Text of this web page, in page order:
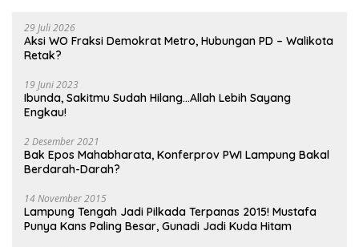
29 Juli 2026
Aksi WO Fraksi Demokrat Metro, Hubungan PD – Walikota
Retak?
19 Juni 2023
Ibunda, Sakitmu Sudah Hilang…Allah Lebih Sayang
Engkau!
2 Desember 2021
Bak Epos Mahabharata, Konferprov PWI Lampung Bakal
Berdarah-Darah?
14 November 2015
Lampung Tengah Jadi Pilkada Terpanas 2015! Mustafa
Punya Kans Paling Besar, Gunadi Jadi Kuda Hitam